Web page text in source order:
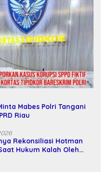
Mabes Polri Tangani
Riau
Rekonsiliasi Hotman
Hukum Kalah Oleh